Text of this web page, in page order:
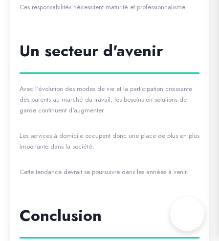
Ces responsabilités nécessitent maturité et professionnalisme.
Un secteur d'avenir
Avec l'évolution des modes de vie et la participation croissante
des parents au marché du travail, les besoins en solutions de
garde continuent d'augmenter.
Les services à domicile occupent donc une place de plus en plus
importante dans la société.
Cette tendance devrait se poursuivre dans les années à venir.
Conclusion